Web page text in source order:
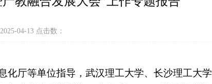
04-13 点击数：
化厅等单位指导，武汉理工大学、长沙理工大学